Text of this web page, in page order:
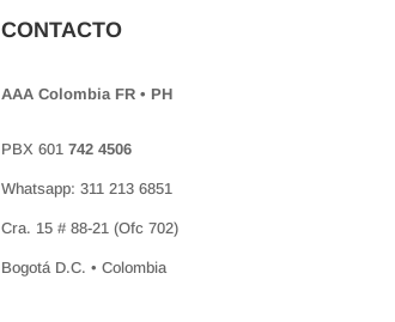
CONTACTO
AAA Colombia FR • PH
PBX 601742 4506
Whatsapp: 311 213 6851
Cra. 15 # 88-21 (Ofc 702)
Bogotá D.C. • Colombia